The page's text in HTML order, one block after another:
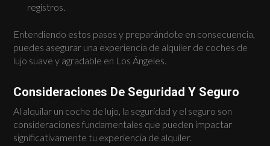
registros.
Entendiendo estos pasos y preparándote en consecuencia,
puedes asegurar una experiencia de alquiler de coches de
lujo suave y agradable en Los Ángeles.
Consideraciones De Seguridad Y Seguro
Al alquilar un coche de lujo, la seguridad y el seguro son
consideraciones fundamentales que pueden impactar
significativamente tu experiencia de alquiler.